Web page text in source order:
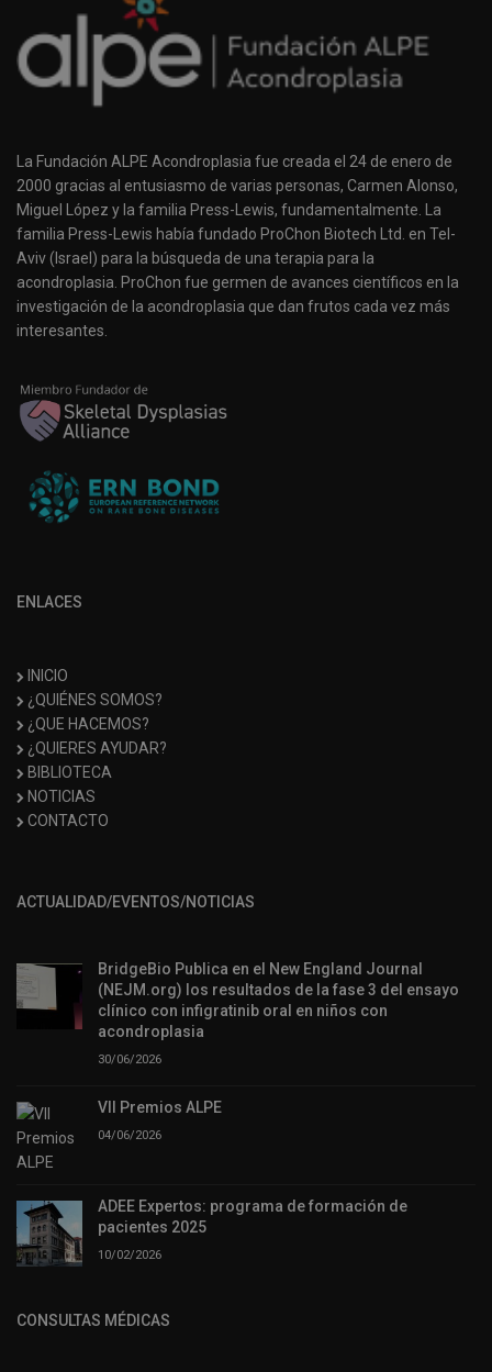
La Fundación ALPE Acondroplasia fue creada el 24 de enero de
2000 gracias al entusiasmo de varias personas, Carmen Alonso,
Miguel López y la familia Press-Lewis, fundamentalmente. La
familia Press-Lewis había fundado ProChon Biotech Ltd. en Tel-
Aviv (Israel) para la búsqueda de una terapia para la
acondroplasia. ProChon fue germen de avances científicos en la
investigación de la acondroplasia que dan frutos cada vez más
interesantes.
ENLACES
INICIO
¿QUIÉNES SOMOS?
¿QUE HACEMOS?
¿QUIERES AYUDAR?
BIBLIOTECA
NOTICIAS
CONTACTO
ACTUALIDAD/EVENTOS/NOTICIAS
BridgeBio Publica en el New England Journal
(NEJM.org) los resultados de la fase 3 del ensayo
clínico con infigratinib oral en niños con
acondroplasia
30/06/2026
VII Premios ALPE
04/06/2026
ADEE Expertos: programa de formación de
pacientes 2025
10/02/2026
CONSULTAS MÉDICAS